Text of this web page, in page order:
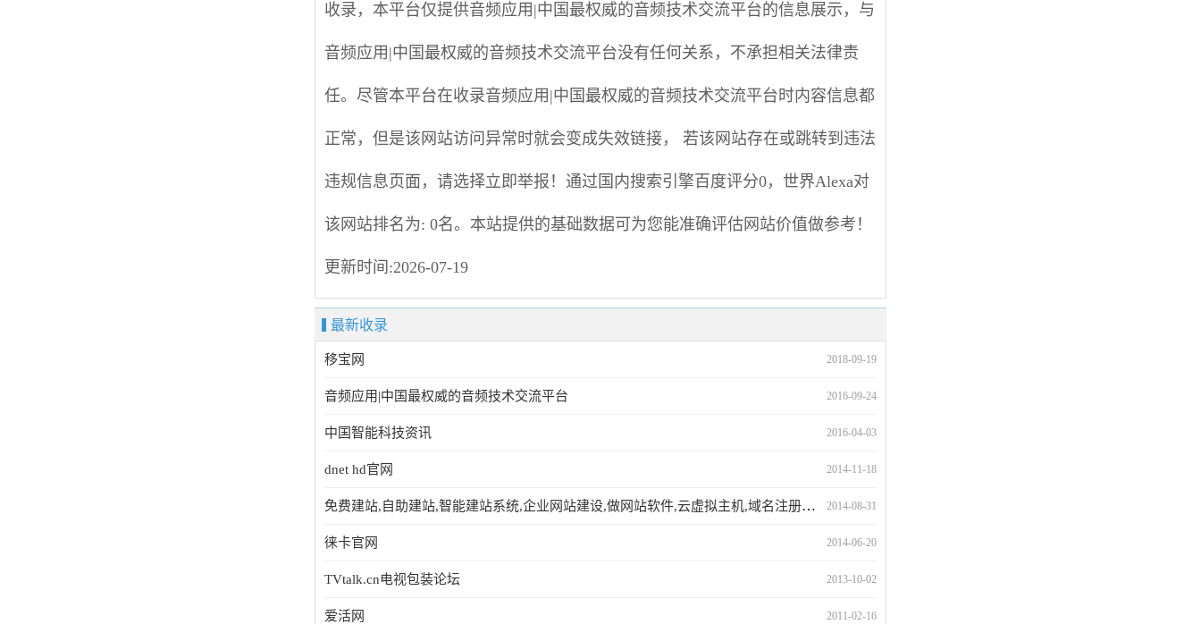
收录，本平台仅提供音频应用|中国最权威的音频技术交流平台的信息展示，与
音频应用|中国最权威的音频技术交流平台没有任何关系，不承担相关法律责
任。尽管本平台在收录音频应用|中国最权威的音频技术交流平台时内容信息都
正常，但是该网站访问异常时就会变成失效链接， 若该网站存在或跳转到违法
违规信息页面，请选择立即举报 ！通过国内搜索引擎百度评分0，世界Alexa对
该网站排名为: 0名。本站提供的基础数据可为您能准确评估网站价值做参考！
更新时间:2026-07-19
最新收录
2018-09-19
移宝网
2016-09-24
音频应用|中国最权威的音频技术交流平台
2016-04-03
中国智能科技资讯
2014-11-18
dnet hd官网
2014-08-31
免费建站,自助建站,智能建站系统,企业网站建设,做网站软件,云虚拟主机,域名注册,vps主机申请|一佰互联
2014-06-20
徕卡官网
2013-10-02
TVtalk.cn电视包装论坛
2011-02-16
爱活网